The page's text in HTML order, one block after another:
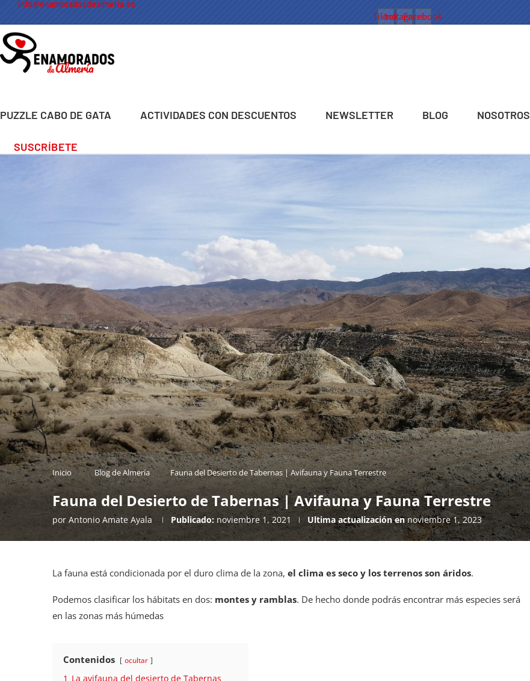
info@enamoradosdealmeria.es
Tiktok
Instagram
Facebook
PUZZLE CABO DE GATA ACTIVIDADES CON DESCUENTOS NEWSLETTER BLOG NOSOTROS
SUSCRÍBETE
Inicio Blog de Almería Fauna del Desierto de Tabernas | Avifauna y Fauna Terrestre
Fauna del Desierto de Tabernas | Avifauna y Fauna Terrestre
por Antonio Amate Ayala Publicado: noviembre 1, 2021 Ultima actualización en noviembre 1, 2023
La fauna está condicionada por el duro clima de la zona, el clima es seco y los terrenos son áridos.
Podemos clasificar los hábitats en dos: montes y ramblas. De hecho donde podrás encontrar más especies será
en las zonas más húmedas
Contenidos ocultar
1 La avifauna del desierto de Tabernas